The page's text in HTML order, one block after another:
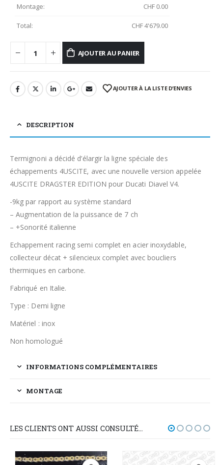
Montage: CHF 0.00
Total: CHF4'679.00
AJOUTER AU PANIER
AJOUTER À LA LISTE D’ENVIES
DESCRIPTION
Termignoni a décidé d’élargir la ligne spéciale des
échappements 4USCITE, avec une nouvelle version appelée
4USCITE DRAGSTER EDITION pour Ducati Diavel V4.
-9kg par rapport au système standard
– Augmentation de la puissance de 7 ch
– +Sonorité italienne
Echappement racing semi complet en acier inoxydable,
collecteur décat + silencieux complet avec boucliers
thermiques en carbone.
Fabriqué en Italie.
Type : Demi ligne
Matériel : inox
Non homologué
INFORMATIONS COMPLÉMENTAIRES
MONTAGE
LES CLIENTS ONT AUSSI CONSULTÉ…